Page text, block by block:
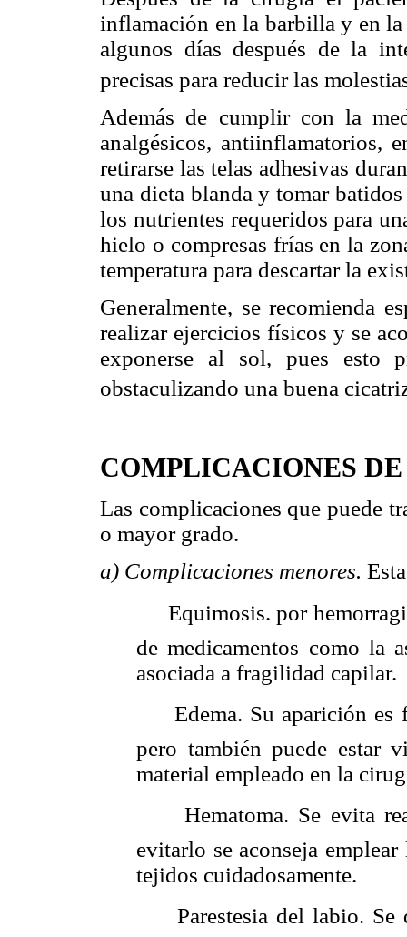
inflamación en la barbilla y en
algunos días después de la
precisas para reducir las
Además de cumplir con la
analgésicos, antiinflamatorios,
retirarse las telas adhesivas
una dieta blanda y tomar
los nutrientes requeridos para
hielo o compresas frías en la
temperatura para descartar la
Generalmente, se recomienda
realizar ejercicios físicos y se
exponerse al sol, pues esto
obstaculizando una buena
COMPLICACIONES
Las complicaciones que puede
o mayor grado.
a) Complicaciones menores.
 Equimosis. por
de medicamentos como la
asociada a fragilidad capilar.
 Edema. Su aparición es
pero también puede estar
material empleado en la
 Hematoma. Se evita
evitarlo se aconseja
tejidos cuidadosamente.
 Parestesia del labio. Se